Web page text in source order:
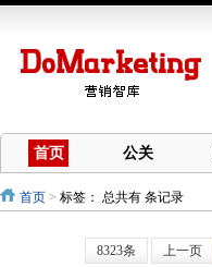
首页 公关
首页 > 标签： 总共有 条记录
8323条 上一页